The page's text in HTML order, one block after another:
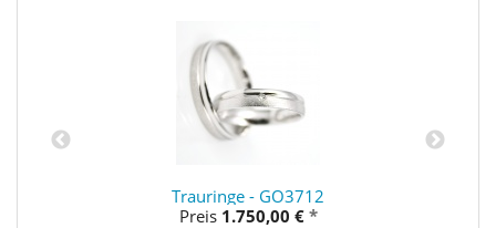
Trauringe - GO3712
Preis 1.750,00 € *